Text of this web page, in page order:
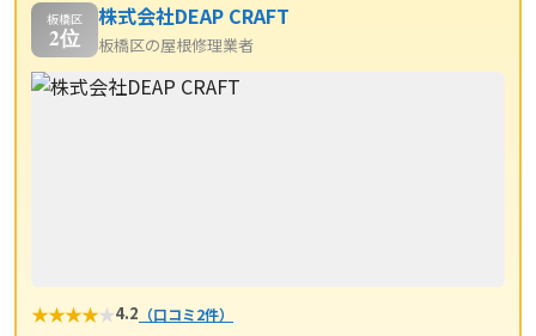
板橋区
2位
株式会社DEAP CRAFT
板橋区の屋根修理業者
★★★★★4.2 （口コミ2件）